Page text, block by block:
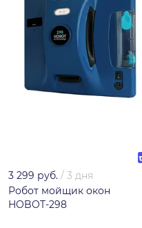
3 299 руб. / 3 дня
Робот мойщик окон
HOBOT-298